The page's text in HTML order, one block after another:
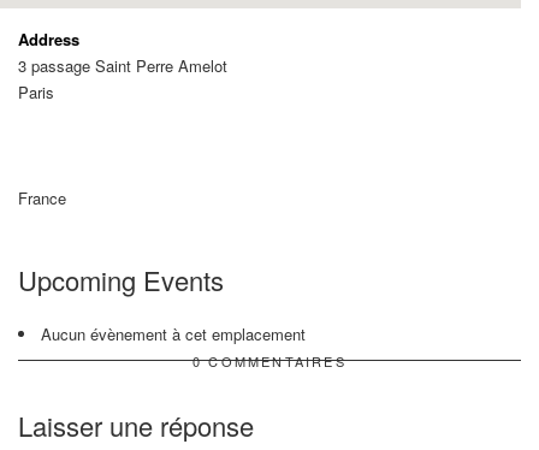
Address
3 passage Saint Perre Amelot
Paris
France
Upcoming Events
Aucun évènement à cet emplacement
0 COMMENTAIRES
Laisser une réponse